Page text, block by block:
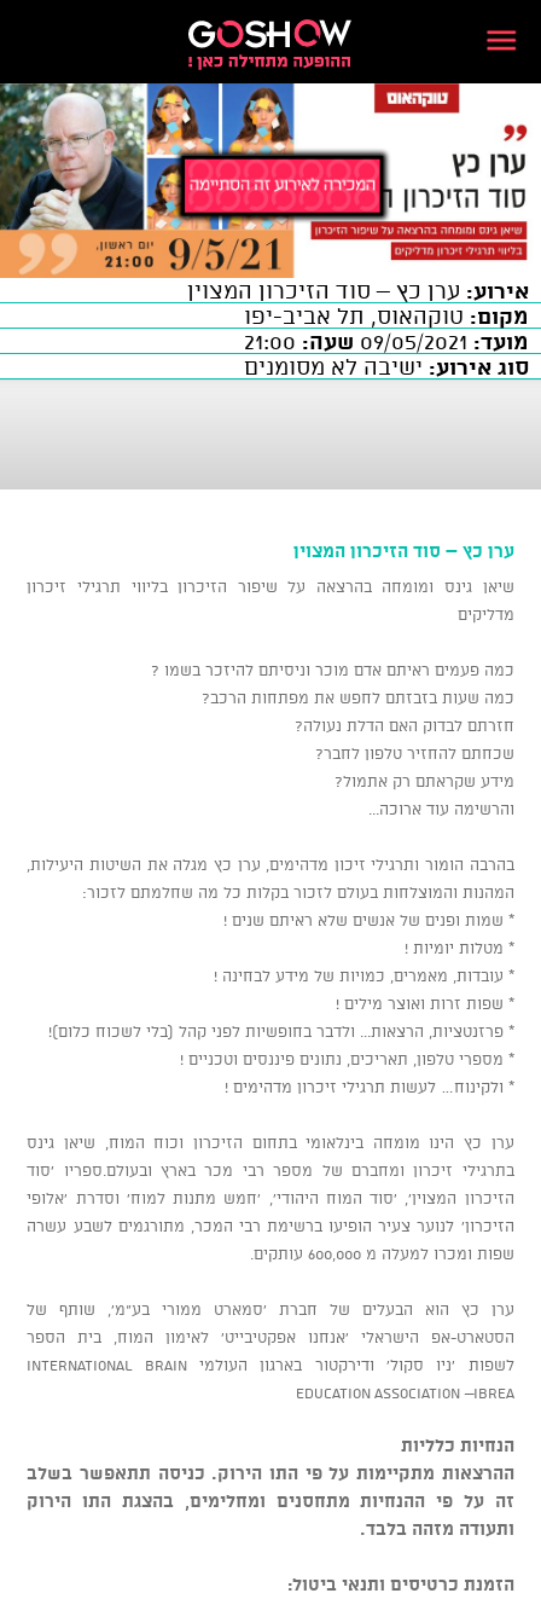
אירוע: ערן כץ – סוד הזיכרון המצוין
מקום: טוקהאוס, תל אביב-יפו
מועד:
שעה:
סוג אירוע: ישיבה לא מסומנים
ערן כץ – סוד הזיכרון המצוין
שיאן גינס ומומחה בהרצאה על שיפור הזיכרון בליווי תרגילי זיכרון
מדליקים
כמה פעמים ראיתם אדם מוכר וניסיתם להיזכר בשמו ?
כמה שעות בזבזתם לחפש את מפתחות הרכב?
חזרתם לבדוק האם הדלת נעולה?
שכחתם להחזיר טלפון לחבר?
מידע שקראתם רק אתמול?
והרשימה עוד ארוכה...
בהרבה הומור ותרגילי זיכון מדהימים, ערן כץ מגלה את השיטות היעילות,
המהנות והמוצלחות בעולם לזכור בקלות כל מה שחלמתם לזכור:
* שמות ופנים של אנשים שלא ראיתם שנים !
* מטלות יומיות !
* עובדות, מאמרים, כמויות של מידע לבחינה !
* שפות זרות ואוצר מילים !
* פרזנטציות, הרצאות... ולדבר בחופשיות לפני קהל (בלי לשכוח כלום)!
* מספרי טלפון, תאריכים, נתונים פיננסים וטכניים !
* ולקינוח… לעשות תרגילי זיכרון מדהימים !
ערן כץ הינו מומחה בינלאומי בתחום הזיכרון וכוח המוח, שיאן גינס
בתרגילי זיכרון ומחברם של מספר רבי מכר בארץ ובעולם.ספריו 'סוד
הזיכרון המצוין', 'סוד המוח היהודי', 'חמש מתנות למוח' וסדרת 'אלופי
הזיכרון' לנוער צעיר הופיעו ברשימת רבי המכר, מתורגמים לשבע עשרה
שפות ומכרו למעלה מ 600,000 עותקים.
ערן כץ הוא הבעלים של חברת 'סמארט ממורי בע"מ', שותף של
הסטארט-אפ הישראלי 'אנחנו אפקטיבייט' לאימון המוח, בית הספר
לשפות 'ניו סקול' ודירקטור בארגון העולמי International Brain
Education Association –IBREA
הנחיות כלליות
ההרצאות מתקיימות על פי התו הירוק. כניסה תתאפשר בשלב
זה על פי ההנחיות מתחסנים ומחלימים, בהצגת התו הירוק
ותעודה מזהה בלבד.
הזמנת כרטיסים ותנאי ביטול: